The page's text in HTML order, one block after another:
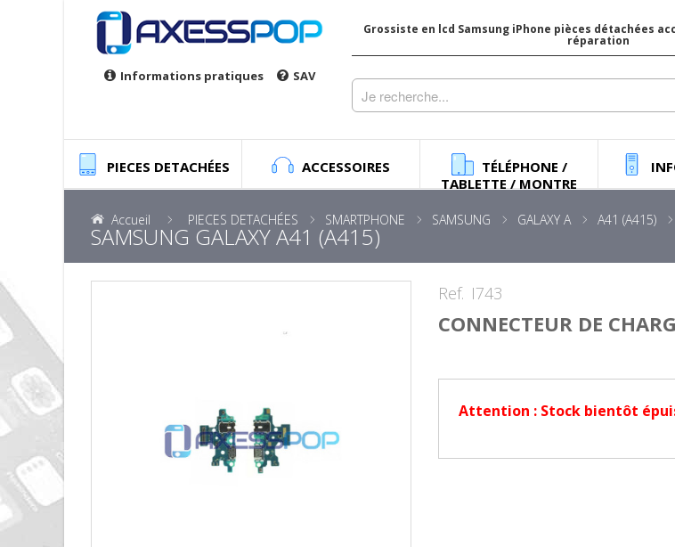
Informations pratiques SAV
Grossiste en lcd Samsung iPhone pièces détachées
réparation
PIECES DETACHÉES ACCESSOIRES
TÉLÉPHONE /
TABLETTE / MONTRE
Accueil PIECES DETACHÉES SMARTPHONE SAMSUNG GALAXY A A41 (A415)
SAMSUNG GALAXY A41 (A415)
Ref. I743
CONNECTEUR DE
Attention : Stock bientôt